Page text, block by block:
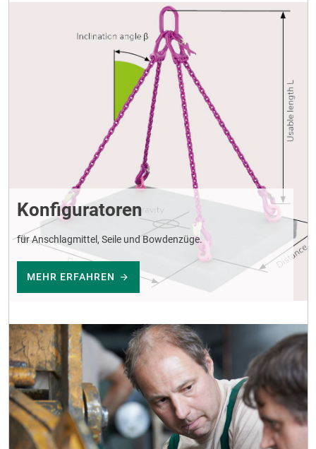
Konfiguratoren
für Anschlagmittel, Seile und Bowdenzüge.
MEHR ERFAHREN